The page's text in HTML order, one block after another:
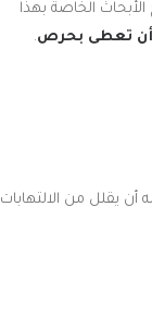
الخاصة بهذا
تعطى بحرص.
يقلل من الالتهابات